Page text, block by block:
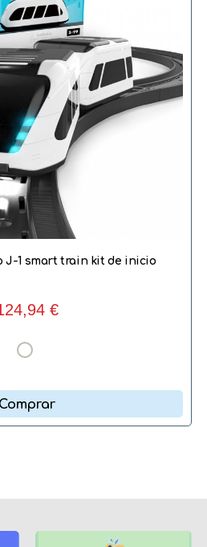
J-1 smart train kit de inicio
€
Comprar